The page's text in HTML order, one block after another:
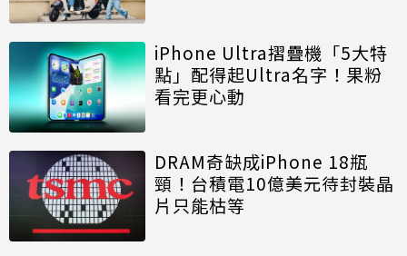
iPhone Ultra摺疊機「5大特
點」配得起Ultra名字！果粉
看完更心動
DRAM奇缺成iPhone 18瓶
頸！台積電10億美元待封裝晶
片只能枯等